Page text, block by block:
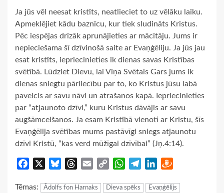
Ja jūs vēl neesat kristīts, neatlieciet to uz vēlāku laiku.
Apmeklējiet kādu baznīcu, kur tiek sludināts Kristus.
Pēc iespējas drīzāk aprunājieties ar mācītāju. Jums ir
nepieciešama šī dzīvinošā saite ar Evaņģēliju. Ja jūs jau
esat kristīts, iepriecinieties ik dienas savas Kristības
svētībā. Lūdziet Dievu, lai Viņa Svētais Gars jums ik
dienas sniegtu pārliecību par to, ko Kristus jūsu labā
paveicis ar savu nāvi un atrašanos kapā. Iepriecinieties
par “atjaunoto dzīvi,” kuru Kristus dāvājis ar savu
augšāmcelšanos. Ja esam Kristībā vienoti ar Kristu, šīs
Evaņģēlija svētības mums pastāvīgi sniegs atjaunotu
dzīvi Kristū, “kas verd mūžīgai dzīvībai” (Jņ.4:14).
Facebook BlueskyThreads
Email
Copy
WhatsApp
TelegramLinkedIn
Tēmas: Ādolfs fon Harnaks Dieva spēks
Evaņģēlijs